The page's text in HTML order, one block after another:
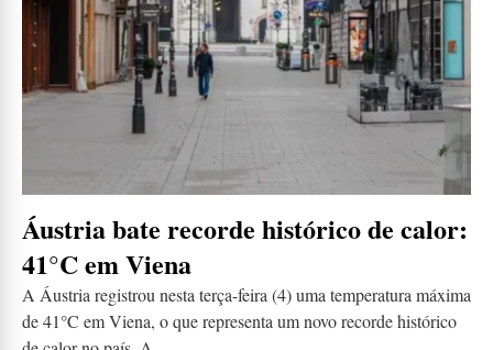
Áustria bate recorde histórico de calor:
41°C em Viena
A Áustria registrou nesta terça-feira (4) uma temperatura máxima
de 41°C em Viena, o que representa um novo recorde histórico